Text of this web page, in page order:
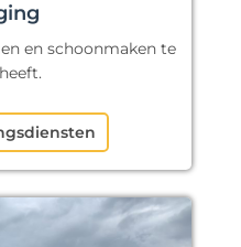
en schoonmaken te